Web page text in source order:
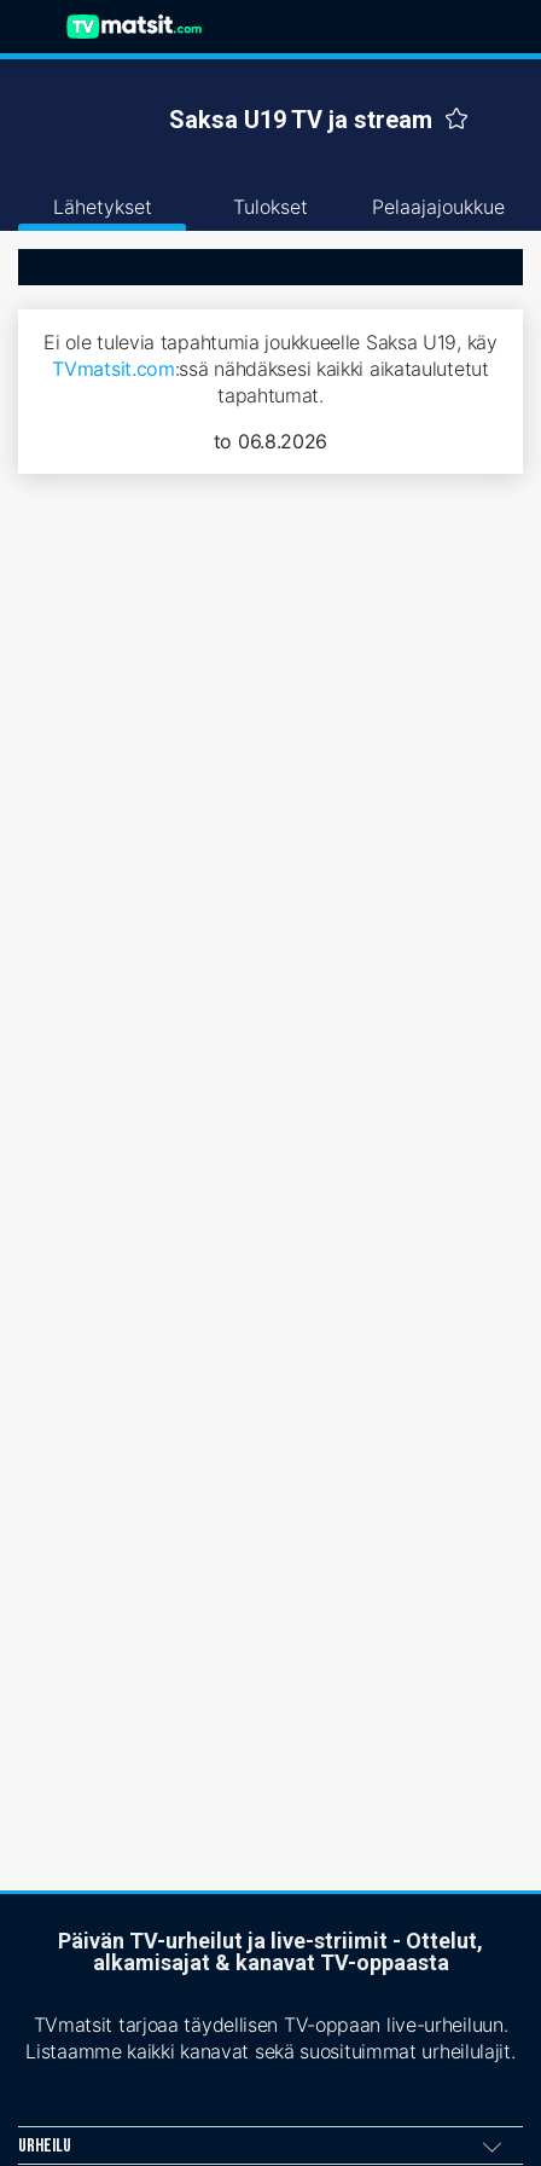
Saksa U19 TV ja stream
Lähetykset Tulokset Pelaajajoukkue
Ei ole tulevia tapahtumia joukkueelle Saksa U19, käy
TVmatsit.com:ssä nähdäksesi kaikki aikataulutetut
tapahtumat.
to 06.8.2026
Päivän TV-urheilut ja live-striimit - Ottelut,
alkamisajat & kanavat TV-oppaasta
TVmatsit tarjoaa täydellisen TV-oppaan live-urheiluun.
Listaamme kaikki kanavat sekä suosituimmat urheilulajit.
Urheilu